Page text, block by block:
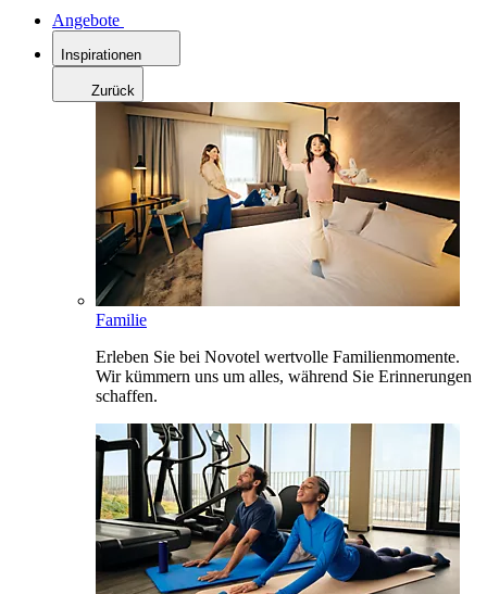
Angebote
Inspirationen
Zurück
Familie
Erleben Sie bei Novotel wertvolle Familienmomente.
Wir kümmern uns um alles, während Sie Erinnerungen
schaffen.